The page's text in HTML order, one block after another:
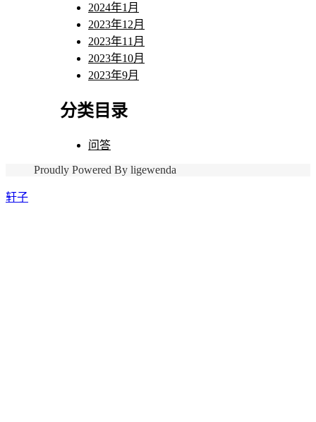
2024年1月
2023年12月
2023年11月
2023年10月
2023年9月
分类目录
问答
Proudly Powered By ligewenda
轩子